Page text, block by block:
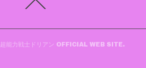
超能力戦士ドリアン OFFICIAL WEB SITE.